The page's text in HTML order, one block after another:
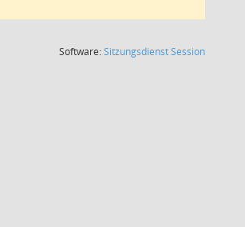
Software:SitzungsdienstSession(Wird in